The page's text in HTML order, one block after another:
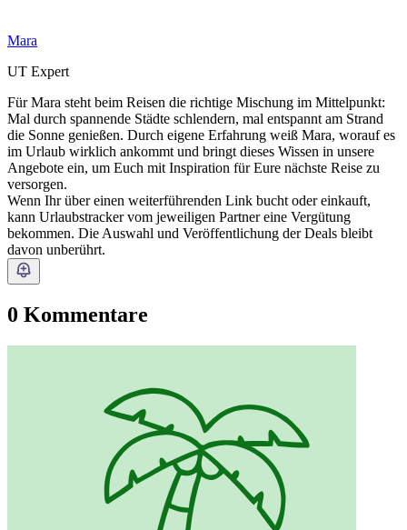
Mara
UT Expert
Für Mara steht beim Reisen die richtige Mischung im Mittelpunkt:
Mal durch spannende Städte schlendern, mal entspannt am Strand
die Sonne genießen. Durch eigene Erfahrung weiß Mara, worauf es
im Urlaub wirklich ankommt und bringt dieses Wissen in unsere
Angebote ein, um Euch mit Inspiration für Eure nächste Reise zu
versorgen.
Wenn Ihr über einen weiterführenden Link bucht oder einkauft,
kann Urlaubstracker vom jeweiligen Partner eine Vergütung
bekommen. Die Auswahl und Veröffentlichung der Deals bleibt
davon unberührt.
0 Kommentare